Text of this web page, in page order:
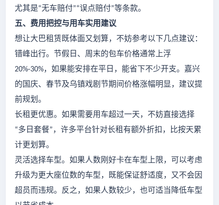
尤其是“无车赔付”“误点赔付”等条款。
五、费用把控与用车实用建议
想让大巴租赁既体面又划算，不妨参考以下几点建议：
错峰出行。节假日、周末的包车价格通常上浮
20%-30%，如果能安排在平日，能省下不少开支。嘉兴
的国庆、春节及乌镇戏剧节期间价格涨幅明显，建议提
前规划。
长租更优惠。如果需要用车超过一天，不妨直接选择
“多日套餐”，许多平台针对长租有额外折扣，比按天累
计更划算。
灵活选择车型。如果人数刚好卡在车型上限，可以考虑
升级为更大座位数的车型，既能保证舒适度，又不会因
超员而违规。反之，如果人数较少，也可适当降低车型